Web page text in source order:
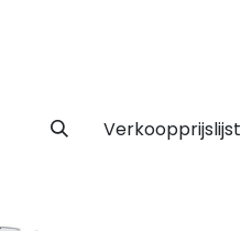
Verkoopprijslijst